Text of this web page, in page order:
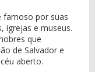
famoso por suas
igrejas e museus.
que
de Salvador e
aberto.